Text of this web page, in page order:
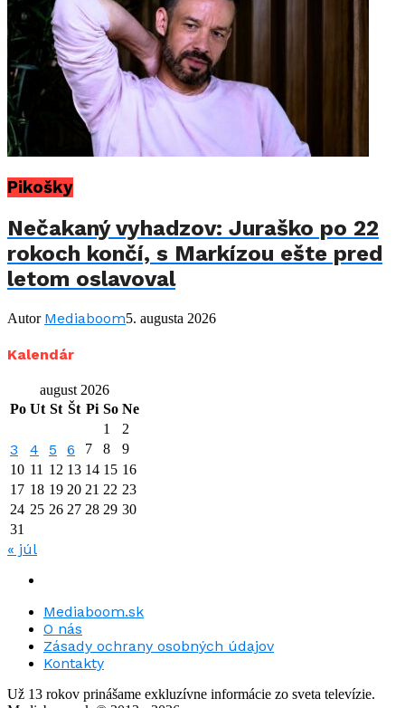
Pikošky
Nečakaný vyhadzov: Juraško po 22
rokoch končí, s Markízou ešte pred
letom oslavoval
Autor Mediaboom5. augusta 2026
Kalendár
august 2026
Po Ut St Št Pi So Ne
1
2
3 4 5 6 7 8
9
10 11 12 13 14 15 16
17 18 19 20 21 22 23
24 25 26 27 28 29 30
31
« júl
Mediaboom.sk
O nás
Zásady ochrany osobných údajov
Kontakty
Už 13 rokov prinášame exkluzívne informácie zo sveta televízie.